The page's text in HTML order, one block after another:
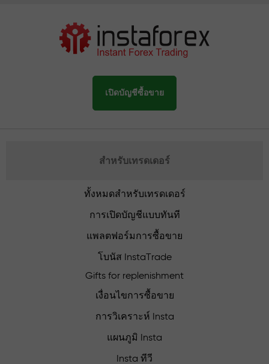
เปิดบัญชีซื้อขาย
สำหรับเทรดเดอร์
ทั้งหมดสำหรับเทรดเดอร์
การเปิดบัญชีแบบทันที
แพลตฟอร์มการซื้อขาย
โบนัส InstaTrade
Gifts for replenishment
เงื่อนไขการซื้อขาย
การวิเคราะห์ Insta
แผนภูมิ Insta
Insta ทีวี